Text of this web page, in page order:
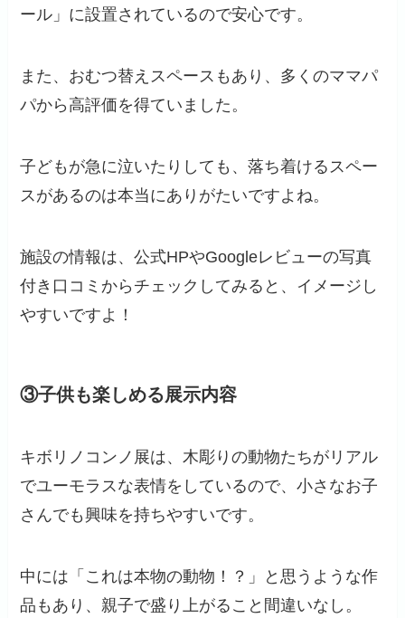
ール」に設置されているので安心です。
また、おむつ替えスペースもあり、多くのママパ
パから高評価を得ていました。
子どもが急に泣いたりしても、落ち着けるスペー
スがあるのは本当にありがたいですよね。
施設の情報は、公式HPやGoogleレビューの写真
付き口コミからチェックしてみると、イメージし
やすいですよ！
③子供も楽しめる展示内容
キボリノコンノ展は、木彫りの動物たちがリアル
でユーモラスな表情をしているので、小さなお子
さんでも興味を持ちやすいです。
中には「これは本物の動物！？」と思うような作
品もあり、親子で盛り上がること間違いなし。